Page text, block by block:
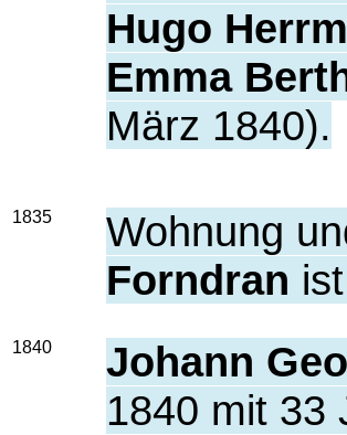
Hugo
Emma
März 1840).
1835
Wohnung
Forndran
1840
Johann
1840 mit 33